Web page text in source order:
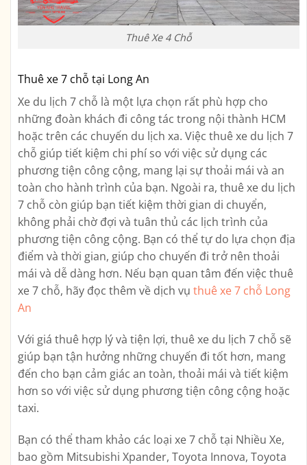
Thuê Xe 4 Chỗ
Thuê xe 7 chỗ tại Long An
Xe du lịch 7 chỗ là một lựa chọn rất phù hợp cho
những đoàn khách đi công tác trong nội thành HCM
hoặc trên các chuyến du lịch xa. Việc thuê xe du lịch 7
chỗ giúp tiết kiệm chi phí so với việc sử dụng các
phương tiện công cộng, mang lại sự thoải mái và an
toàn cho hành trình của bạn. Ngoài ra, thuê xe du lịch
7 chỗ còn giúp bạn tiết kiệm thời gian di chuyển,
không phải chờ đợi và tuân thủ các lịch trình của
phương tiện công cộng. Bạn có thể tự do lựa chọn địa
điểm và thời gian, giúp cho chuyến đi trở nên thoải
mái và dễ dàng hơn. Nếu bạn quan tâm đến việc thuê
xe 7 chỗ, hãy đọc thêm về dịch vụ thuê xe 7 chỗ Long
An
Với giá thuê hợp lý và tiện lợi, thuê xe du lịch 7 chỗ sẽ
giúp bạn tận hưởng những chuyến đi tốt hơn, mang
đến cho bạn cảm giác an toàn, thoải mái và tiết kiệm
hơn so với việc sử dụng phương tiện công cộng hoặc
taxi.
Bạn có thể tham khảo các loại xe 7 chỗ tại Nhiều Xe,
bao gồm Mitsubishi Xpander, Toyota Innova, Toyota